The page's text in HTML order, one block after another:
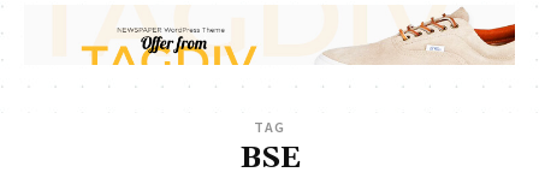
TAG
BSE